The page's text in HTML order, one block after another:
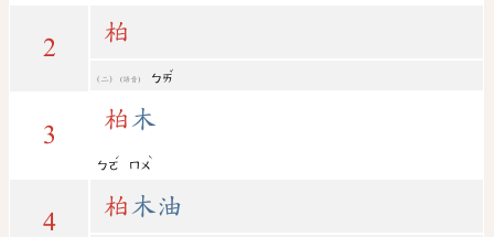
2
柏
(語音) ㄅㄞ
ˇ
3
柏 木
ㄅㄛ
ˊ
ㄇㄨ
ˋ
4
柏 木油